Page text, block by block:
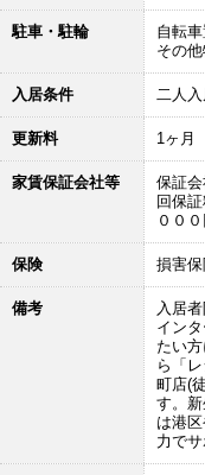
駐車・駐輪
自転
その
入居条件 二人
更新料 1ヶ月
家賃保証会社等
保証
回保
００
保険 損害保
備考
入居
イン
たい
ら「
町店(
す。
は港
力でサ